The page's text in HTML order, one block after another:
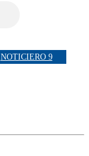
NOTICIERO 9